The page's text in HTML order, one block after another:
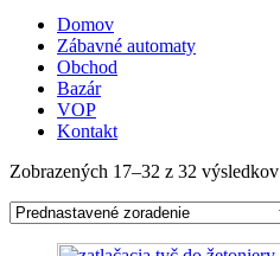
Domov
Zábavné automaty
Obchod
Bazár
VOP
Kontakt
Zobrazených 17–32 z 32 výsledkov